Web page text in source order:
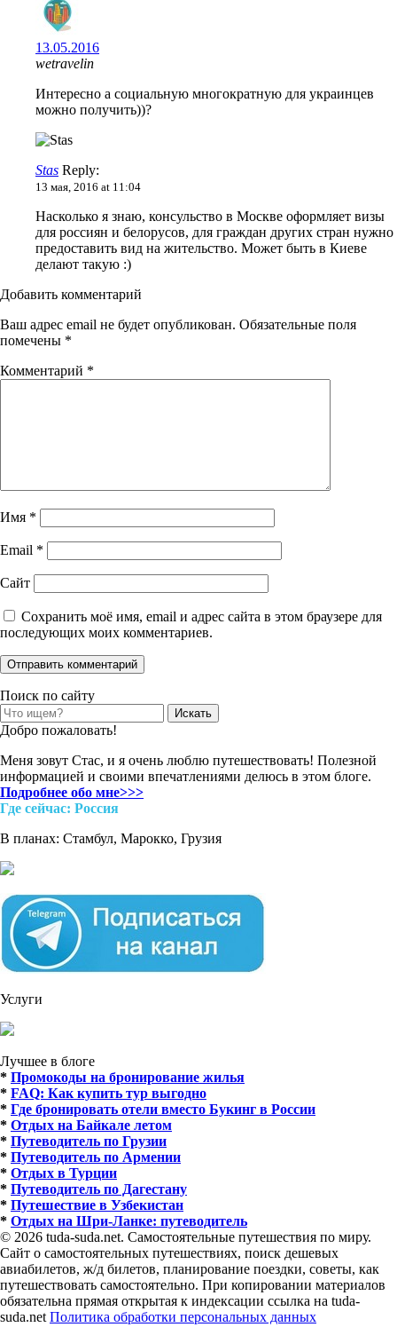
13.05.2016
wetravelin
Интересно а социальную многократную для украинцев
можно получить))?
Stas Reply:
13 мая, 2016 at 11:04
Насколько я знаю, консульство в Москве оформляет визы
для россиян и белорусов, для граждан других стран нужно
предоставить вид на жительство. Может быть в Киеве
делают такую :)
Добавить комментарий
Ваш адрес email не будет опубликован. Обязательные поля
помечены *
Комментарий *
Имя *
Email *
Сайт
Сохранить моё имя, email и адрес сайта в этом браузере для
последующих моих комментариев.
Поиск по сайту
Search
for:
Добро пожаловать!
Меня зовут Стас, и я очень люблю путешествовать! Полезной
информацией и своими впечатлениями делюсь в этом блоге.
Подробнее обо мне>>>
Где cейчас: Россия
В планах: Стамбул, Марокко, Грузия
Услуги
Лучшее в блоге
* Промокоды на бронирование жилья
* FAQ: Как купить тур выгодно
* Где бронировать отели вместо Букинг в России
* Отдых на Байкале летом
* Путеводитель по Грузии
* Путеводитель по Армении
* Отдых в Турции
* Путеводитель по Дагестану
* Путешествие в Узбекистан
* Отдых на Шри-Ланке: путеводитель
© 2026 tuda-suda.net. Самостоятельные путешествия по миру.
Сайт о самостоятельных путешествиях, поиск дешевых
авиабилетов, ж/д билетов, планирование поездки, советы, как
путешествовать самостоятельно. При копировании материалов
обязательна прямая открытая к индексации ссылка на tuda-
suda.net Политика обработки персональных данных